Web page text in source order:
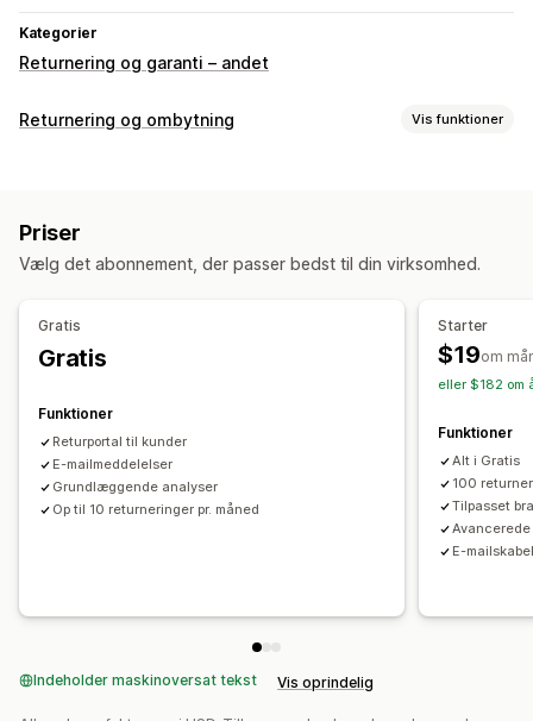
Kategorier
Returnering og garanti – andet
Returnering og ombytning Vis funktioner
Priser
Vælg det abonnement, der passer bedst til din virksomhed.
Gratis
Gratis
Funktioner
Returportal til kunder
E-mailmeddelelser
Grundlæggende analyser
Op til 10 returneringer pr. måned
Starter
$19om
eller $182 om
Funktioner
Alt i Gratis
100
Tilpasset
E-
Indeholder maskinoversat tekst Vis oprindelig